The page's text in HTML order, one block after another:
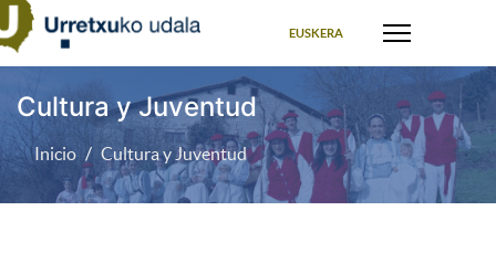
EUSKERA
Cultura y Juventud
Inicio Cultura y Juventud